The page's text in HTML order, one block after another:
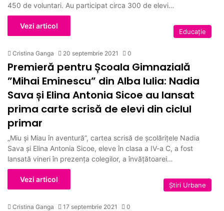
450 de voluntari. Au participat circa 300 de elevi…
Vezi articol
Educație
Cristina Ganga 20 septembrie 2021 0
Premieră pentru Școala Gimnazială
”Mihai Eminescu” din Alba Iulia: Nadia
Sava și Elina Antonia Sicoe au lansat
prima carte scrisă de elevi din ciclul
primar
„Miu și Miau în aventură”, cartea scrisă de școlărițele Nadia
Sava și Elina Antonia Sicoe, eleve în clasa a IV-a C, a fost
lansată vineri în prezența colegilor, a învățătoarei…
Vezi articol
Ştiri Urbane
Cristina Ganga 17 septembrie 2021 0